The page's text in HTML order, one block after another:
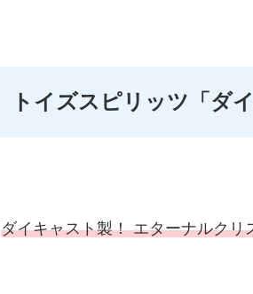
トイズスピリッツ 「ダ
ダイキャスト製！ エターナルクリ